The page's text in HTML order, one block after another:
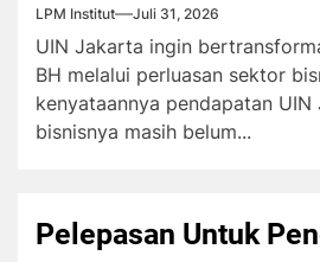
LPM Institut Juli 31, 2026
UIN Jakarta ingin
BH melalui perluasan sektor
kenyataannya pendapatan
bisnisnya masih belum...
Pelepasan Untuk